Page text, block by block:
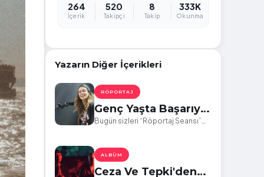
264
İçerik
520
Takipçi
8
Takip
333K
Okunma
Yazarın Diğer İçerikleri
RÖPORTAJ
Genç Yaşta Başarıyı
Yakalayan Tash
Bugün sizleri “Röportaj Seansı”
ALBÜM
Ceza Ve Tepki'den